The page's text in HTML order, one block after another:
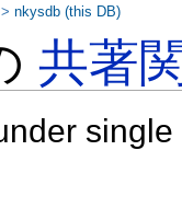
共著
>nkysdb (this DB)